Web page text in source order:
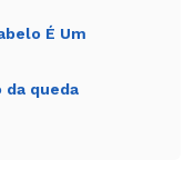
É Um
da queda